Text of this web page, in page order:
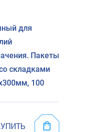
для
Пакеты
складками
100